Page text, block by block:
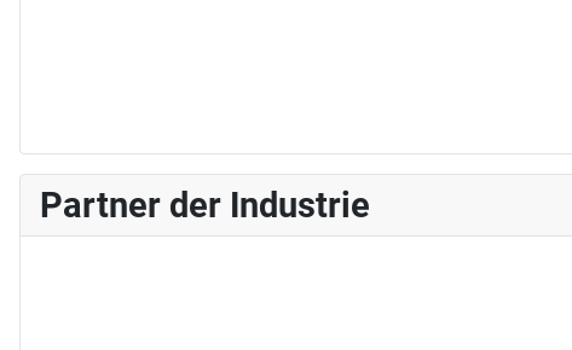
Partner der Industrie